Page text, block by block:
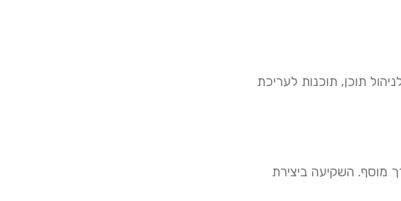
תוכן, תוכנות לעריכת
מוסף. השקיעה ביצירת